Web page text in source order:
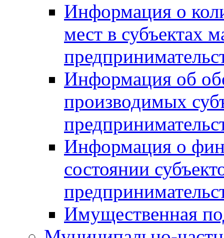
Информация о
мест в субъектах
Информация об
производимых
Информация о
состоянии
Имущественная